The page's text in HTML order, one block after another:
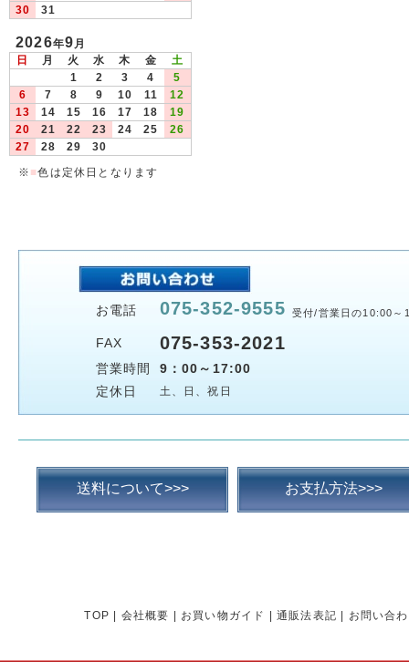
30
31
2026年9月
日
月 火 水 木 金
土
1
2 3 4
5
6
7 8 9 10 11
12
13
14 15 16 17 18
19
20
21 22 23 24 25
26
27
28 29
30
※ ■色は定休日となります
お電話 075-352-9555 受付/営業日の10:00～
FAX 075-353-2021
営業時間
9：00～17:00
定休日
土、日、祝日
送料について>>> お支払方法>>>
TOP 会社概要 お買い物ガイド 通販法表記 お問い合